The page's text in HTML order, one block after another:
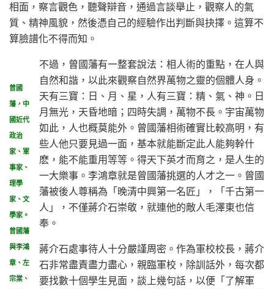
相面，察言觀色，聽聲辯音，通過言談舉止，觀察人的氣
質、精神風貌，然後憑自己的經驗作出判斷與抉擇。這算不
算臉譜化不得而知。
曾國
藩，中
國近代
政治
家、軍
事家、
理學
家、文
學家。
曾國藩
與李鴻
章、左
宗棠、
不過，曾國藩有一整套說法：相人術的重點，在人與
自然和諧，以此來觀察自然界萬物之靈的個體人身。
天有三寶：日、月、星，人有三寶：精、氣、神。日
月無光，天昏地暗；四時失調，萬物不長。宇宙萬物
如此，人也概莫能外。曾國藩相術確實比較高明，有
些人他只要見過一面，基本就能斷定此人能夠幹什
麽，能不能重用等等。得天下英才而育之，是人生的
一大樂事。李鴻章就是曾國藩挑選的人才之一。曾國
藩被後人尊稱為「晚清中興第一名匠」，「千古第一
人」，不僅蔣介石崇敬，就連他的敵人毛澤東也信
奉。
蔣介石處事待人十分嚴謹周密。作為軍校校長，蔣介
石非常盡責盡力盡心，親臨軍校，除訓話外，每次都
要找數十個學生見面，談上幾句話，以便「了解軍